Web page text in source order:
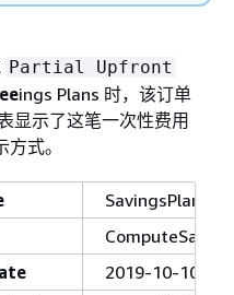
Partial Upfront
ings Plans 时，该订单
显示了这笔一次性费用
式。
2019-10-10